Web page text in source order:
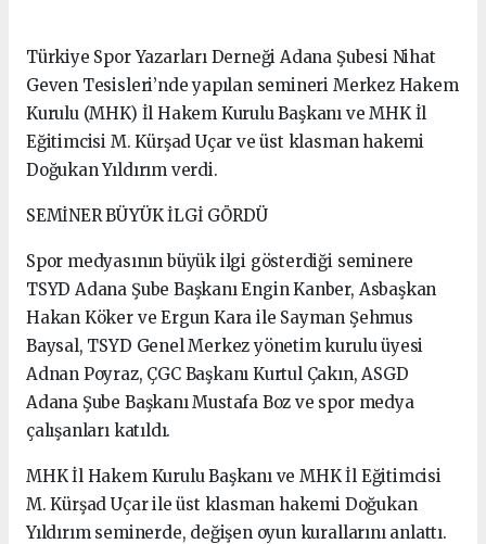
Türkiye Spor Yazarları Derneği Adana Şubesi Nihat
Geven Tesisleri’nde yapılan semineri Merkez Hakem
Kurulu (MHK) İl Hakem Kurulu Başkanı ve MHK İl
Eğitimcisi M. Kürşad Uçar ve üst klasman hakemi
Doğukan Yıldırım verdi.
SEMİNER BÜYÜK İLGİ GÖRDÜ
Spor medyasının büyük ilgi gösterdiği seminere
TSYD Adana Şube Başkanı Engin Kanber, Asbaşkan
Hakan Köker ve Ergun Kara ile Sayman Şehmus
Baysal, TSYD Genel Merkez yönetim kurulu üyesi
Adnan Poyraz, ÇGC Başkanı Kurtul Çakın, ASGD
Adana Şube Başkanı Mustafa Boz ve spor medya
çalışanları katıldı.
MHK İl Hakem Kurulu Başkanı ve MHK İl Eğitimcisi
M. Kürşad Uçar ile üst klasman hakemi Doğukan
Yıldırım seminerde, değişen oyun kurallarını anlattı.